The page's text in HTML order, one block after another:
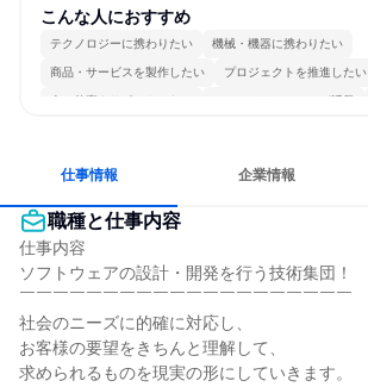
こんな人におすすめ
テクノロジーに携わりたい 機械・機器に携わりたい
商品・サービスを製作したい プロジェクトを推進したい
人の仕事をサポートしたい コミュニケーションが活発
仕事情報 企業情報
職種と仕事内容
仕事内容
ソフトウェアの設計・開発を行う技術集団！
￣￣￣￣￣￣￣￣￣￣￣￣￣￣￣￣￣￣￣￣
社会のニーズに的確に対応し、
お客様の要望をきちんと理解して、
求められるものを現実の形にしていきます。